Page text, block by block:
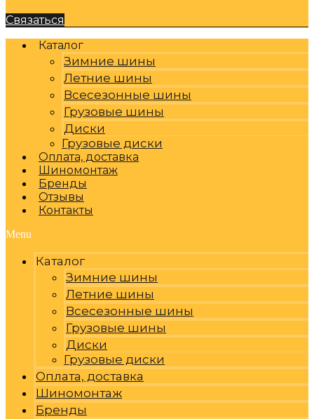
Связаться
Каталог
Зимние шины
Летние шины
Всесезонные шины
Грузовые шины
Диски
Грузовые диски
Оплата, доставка
Шиномонтаж
Бренды
Отзывы
Контакты
Menu
Каталог
Зимние шины
Летние шины
Всесезонные шины
Грузовые шины
Диски
Грузовые диски
Оплата, доставка
Шиномонтаж
Бренды